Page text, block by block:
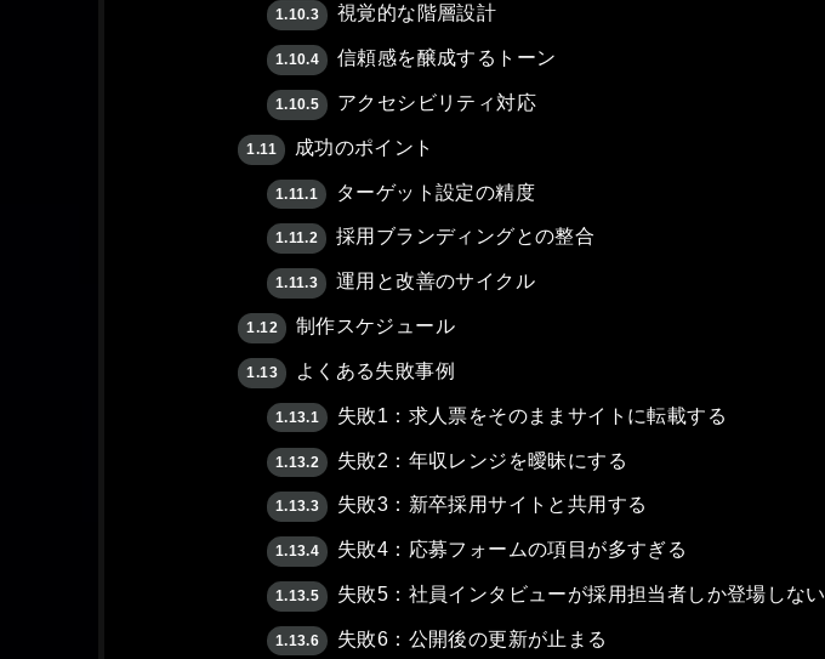
1.10.3 視覚的な階層設計
1.10.4 信頼感を醸成するトーン
1.10.5 アクセシビリティ対応
1.11 成功のポイント
1.11.1 ターゲット設定の精度
1.11.2 採用ブランディングとの整合
1.11.3 運用と改善のサイクル
1.12 制作スケジュール
1.13 よくある失敗事例
1.13.1 失敗1：求人票をそのままサイトに転載する
1.13.2 失敗2：年収レンジを曖昧にする
1.13.3 失敗3：新卒採用サイトと共用する
1.13.4 失敗4：応募フォームの項目が多すぎる
1.13.5 失敗5：社員インタビューが採用担当者しか登場しない
1.13.6 失敗6：公開後の更新が止まる